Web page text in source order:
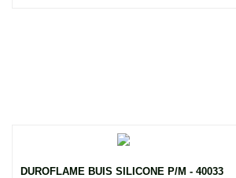
DUROFLAME BUIS SILICONE P/M - 40033